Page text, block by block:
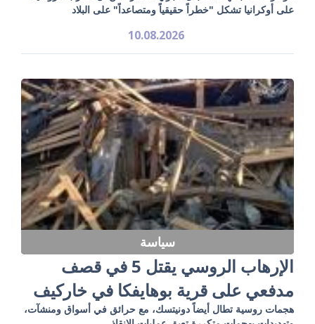
على أوكرانيا تشكل "خطراً حقيقياً ومتصاعداً" على البلاد
10.08.2026
سياسة
الإرهاب الروسي يقتل 5 في قصف
مدفعي على قرية بوهايفكا في خاركيف
هجمات روسية تطال أيضاً دونيتسك، مع حرائق في أسواق ومنشآت،